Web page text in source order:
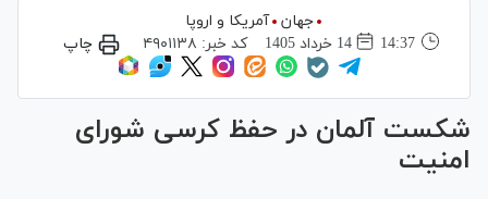
جهان
آمریکا و اروپا
14:37
14 خرداد 1405 کد خبر: ۴۹۰۱۱۳۸ چاپ
شکست آلمان در حفظ کرسی شورای
امنیت